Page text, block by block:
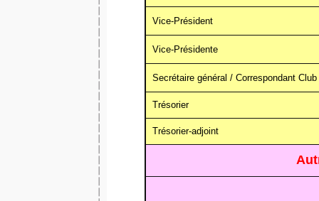
Vice-Président
Vice-Présidente
Secrétaire général / Correspondant Club
Trésorier
Trésorier-adjoint